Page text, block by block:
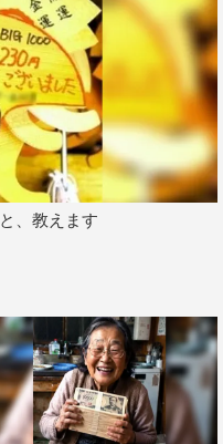
は、磯野貴理子よりも
ま旬のフレッシュなメ
ーが大好き！
は苦労人。
人気者！
既に大量のファンがい
、教えます